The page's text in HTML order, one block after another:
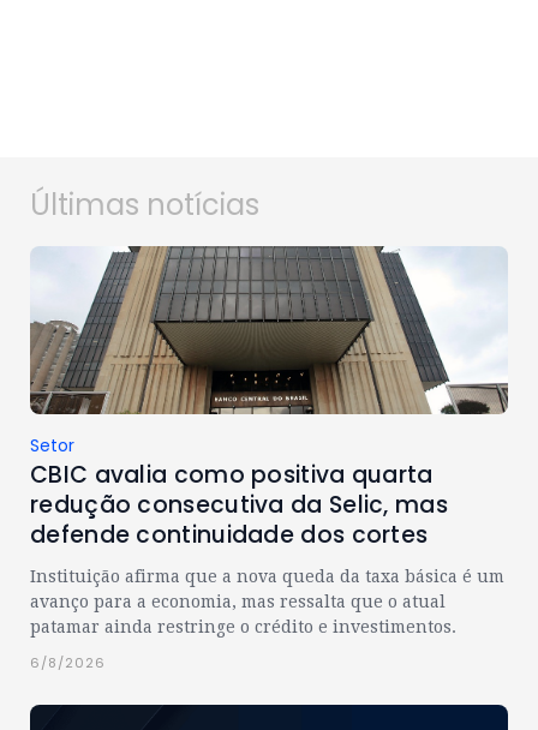
Últimas notícias
Setor
CBIC avalia como positiva quarta
redução consecutiva da Selic, mas
defende continuidade dos cortes
Instituição afirma que a nova queda da taxa básica é um
avanço para a economia, mas ressalta que o atual
patamar ainda restringe o crédito e investimentos.
6/8/2026